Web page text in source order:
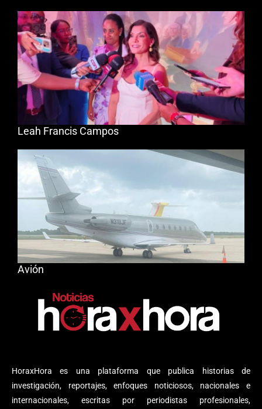
HoraxHora es una plataforma que publica historias de
investigación, reportajes, enfoques noticiosos, nacionales e
internacionales, escritas por periodistas profesionales,
Leah Francis Campos
Avión